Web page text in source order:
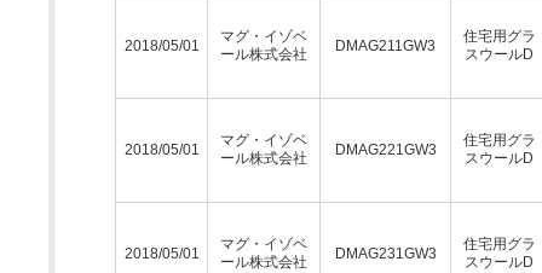
2018/05/01
マグ・イゾベ
ール株式会社
DMAG211GW3
住宅用グラ
スウールD
2018/05/01
マグ・イゾベ
ール株式会社
DMAG221GW3
住宅用グラ
スウールD
2018/05/01
マグ・イゾベ
ール株式会社
DMAG231GW3
住宅用グラ
スウールD